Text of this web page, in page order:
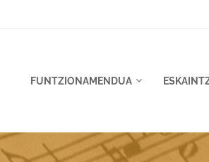
FUNTZIONAMENDUA